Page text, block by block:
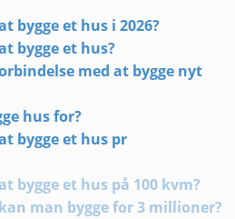
bygge et hus i 2026?
bygge et hus?
med at bygge nyt
hus for?
bygge et hus pr
bygge et hus på 100 kvm?
man bygge for 3 millioner?